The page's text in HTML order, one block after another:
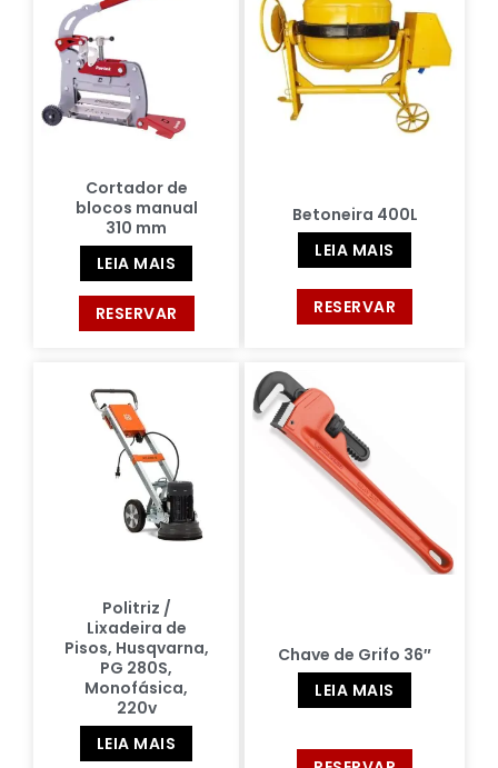
Cortador de
blocos manual
310 mm
LEIA MAIS
RESERVAR
Betoneira 400L
LEIA MAIS
RESERVAR
Politriz /
Lixadeira de
Pisos, Husqvarna,
PG 280S,
Monofásica,
220v
LEIA MAIS
Chave de Grifo 36″
LEIA MAIS